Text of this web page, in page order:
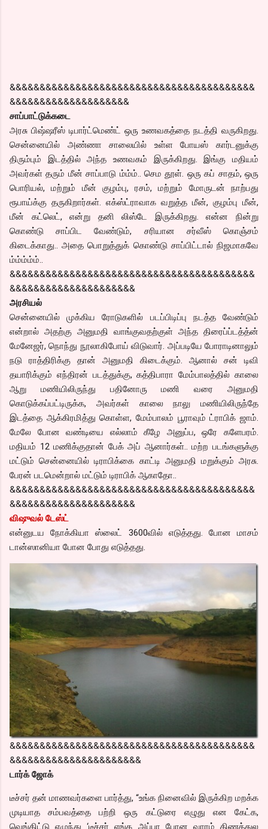
&&&&&&&&&&&&&&&&&&&&&&&&&&&&&&&&&&&&&&&&&
&&&&&&&&&&&&&&&&&&&&
சாப்பாட்டுக்கடை
அரசு பிஷ்ஷரீஸ் டிபார்ட்மெண்ட் ஒரு உணவகத்தை நடத்தி வருகிறது.
சென்னையில் அண்ணா சாலையில் உள்ள போயஸ் கார்டனுக்கு
திரும்பும் இடத்தில் அந்த உணவகம் இருக்கிறது. இங்கு மதியம்
அவர்கள் தரும் மீன் சாப்பாடு ம்ம்ம்.. செம தூள். ஒரு கப் சாதம், ஒரு
பொரியல், மற்றும் மீன் குழம்பு, ரசம், மற்றும் மோருடன் நாற்பது
ரூபாய்க்கு தருகிறார்கள். எக்ஸ்ட்ராவாக வறுத்த மீன், குழம்பு மீன்,
மீன் கட்லெட், என்று தனி லிஸ்டே இருக்கிறது. என்ன நின்று
கொண்டு சாப்பிட வேண்டும், சரியான சர்வீஸ் கொஞ்சம்
கிடைக்காது.. அதை பொறுத்துக் கொண்டு சாப்பிட்டால் நிஜமாகவே
ம்ம்ம்ம்ம்..
&&&&&&&&&&&&&&&&&&&&&&&&&&&&&&&&&&&&&&&&&
&&&&&&&&&&&&&&&&&&&&&
அரசியல்
சென்னையில் முக்கிய ரோடுகளில் படப்பிடிப்பு நடத்த வேண்டும்
என்றால் அதற்கு அனுமதி வாங்குவதற்குள் அந்த திரைப்ப்டத்த்ன்
மேனேஜர், நொந்து நூலாகிபோய் விடுவார். அப்படியே போராடினாலும்
நடு ராத்திரிக்கு தான் அனுமதி கிடைக்கும். ஆனால் சன் டிவி
தயாரிக்கும் எந்திரன் படத்துக்கு, கத்திபாரா மேம்பாலத்தில் காலை
ஆறு மணியிலிருந்து பதினோரு மணி வரை அனுமதி
கொடுக்கப்பட்டிருக்க, அவர்கள் காலை நாலு மணியிலிருந்தே
இடத்தை ஆக்கிரமித்து கொள்ள, மேம்பாலம் பூராவும் ட்ராபிக் ஜாம்.
மேலே போன வண்டியை எல்லாம் கீழே அனுப்ப, ஒரே களேபரம்.
மதியம் 12 மணிக்குதான் பேக் அப் ஆனார்கள்.. மற்ற படங்களுக்கு
மட்டும் சென்னையில் டிராபிக்கை காட்டி அனுமதி மறுக்கும் அரசு.
பேரன் படமென்றால் மட்டும் டிராபிக் ஆகாதோ..
&&&&&&&&&&&&&&&&&&&&&&&&&&&&&&&&&&&&&&&&&
&&&&&&&&&&&&&&&&&&&&&
விஷுவல் டேஸ்ட்
என்னுடய நோக்கியா ஸ்லைட் 3600வில் எடுத்தது. போன மாசம்
டான்ஸானியா போன போது எடுத்தது.
&&&&&&&&&&&&&&&&&&&&&&&&&&&&&&&&&&&&&&&&&
&&&&&&&&&&&&&&&&&&&&&&
டார்க் ஜோக்
டீச்சர் தன் மாணவர்களை பார்த்து, “உங்க நினைவில் இருக்கிற மறக்க
முடியாத சம்பவத்தை பற்றி ஒரு கட்டுரை எழுது என கேட்க,
வெங்கிட்டு எழுந்து ‘டீச்சர் எங்க அப்பா போன வாரம் கிணத்துல